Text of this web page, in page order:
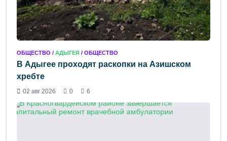
ОБЩЕСТВО / АДЫГЕЯ / ОБЩЕСТВО
В Адыгее проходят раскопки на Азишском
хребте
02 авг 2026 0 6